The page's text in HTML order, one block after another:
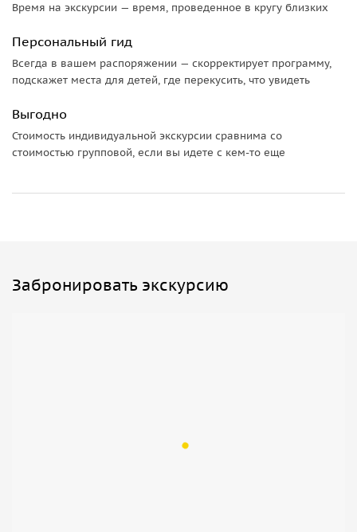
приключения: вы идёте в темноте с фонариками,
постепенно поднимаясь всё выше. Тропа идет через лес,
Темп — комфортный, с остановками, чтобы перевести
Рассвет на высоте
дневном свете, и можно лучше рассмотреть
вулканические пейзажи — чёрные камни, дымящиеся
Время на экскурсии — время, проведенное в кругу близких
Персональный гид
Всегда в вашем распоряжении — скорректирует программу,
подскажет места для детей, где перекусить, что увидеть
Выгодно
Стоимость индивидуальной экскурсии сравнима со
стоимостью групповой, если вы идете с кем-то еще
Забронировать экскурсию